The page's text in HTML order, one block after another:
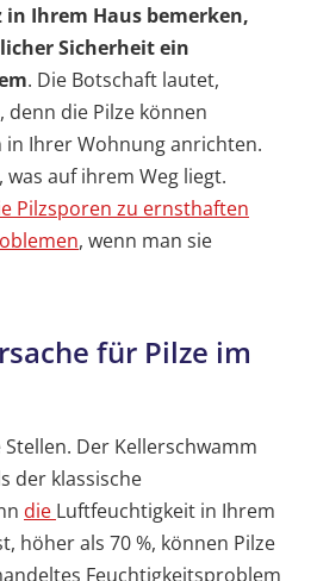
in Ihrem Haus bemerken,
Sicherheit ein
. Die Botschaft lautet,
denn die Pilze können
in Ihrer Wohnung anrichten.
auf ihrem Weg liegt.
Pilzsporen zu ernsthaften
, wenn man sie
für Pilze im
Der Kellerschwamm
der klassische
die Luftfeuchtigkeit in Ihrem
höher als 70 %, können Pilze
Feuchtigkeitsproblem